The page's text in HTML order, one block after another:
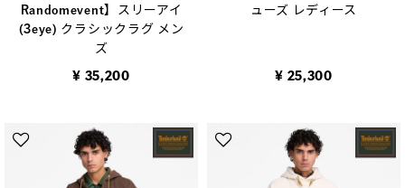
Randomevent】スリーアイ
(3eye) クラシックラグ メン
ズ
¥ 35,200
ューズ レディース
¥ 25,300